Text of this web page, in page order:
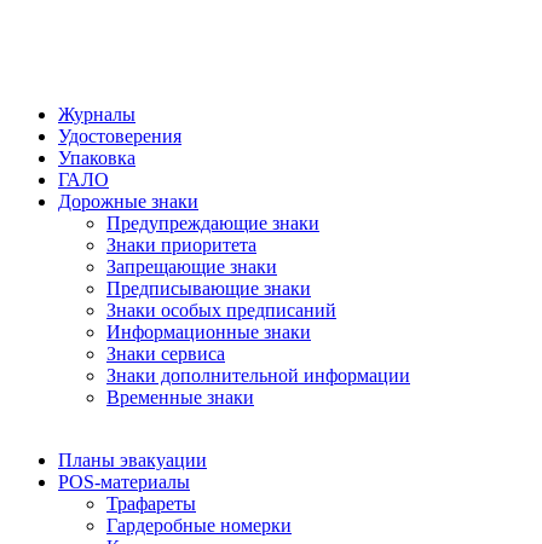
Журналы
Удостоверения
Упаковка
ГАЛО
Дорожные знаки
Предупреждающие знаки
Знаки приоритета
Запрещающие знаки
Предписывающие знаки
Знаки особых предписаний
Информационные знаки
Знаки сервиса
Знаки дополнительной информации
Временные знаки
Планы эвакуации
POS-материалы
Трафареты
Гардеробные номерки